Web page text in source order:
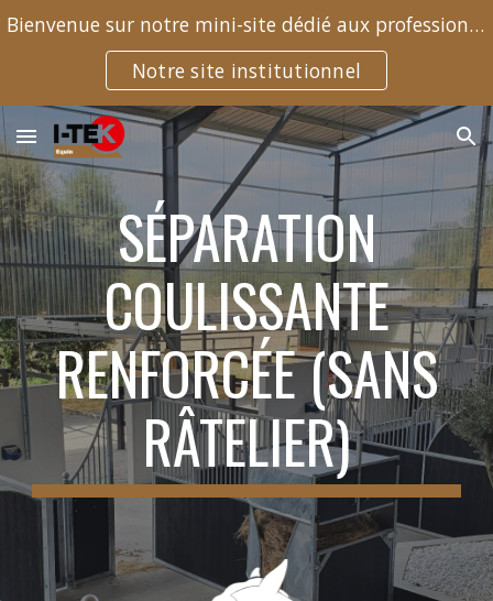
Skip to navigation
Bienvenue sur notre mini-site dédié aux professionnels du cheval
Notre site institutionnel
SÉPARATION
COULISSANTE
RENFORCÉE (SANS
RÂTELIER)